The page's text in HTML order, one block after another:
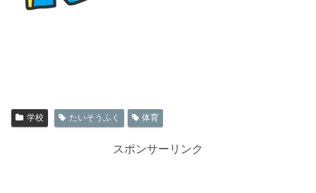
学校 たいそうふく 体育
スポンサーリンク